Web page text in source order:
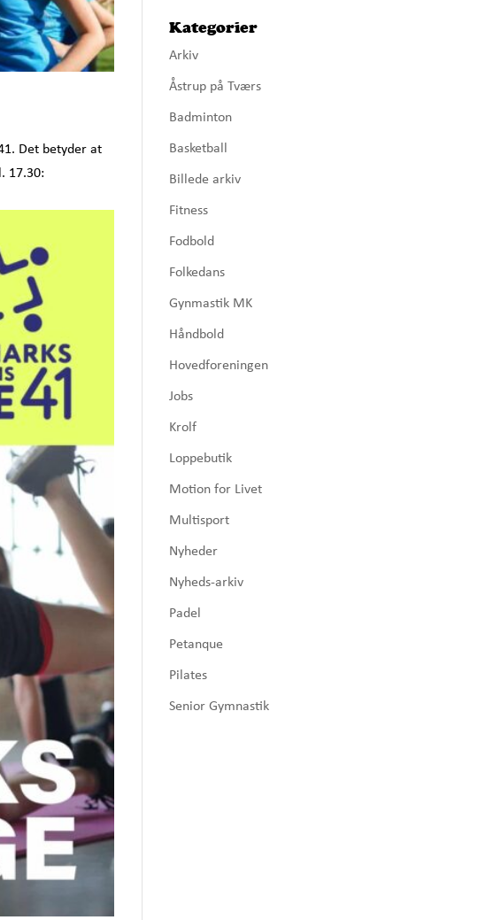
Det betyder at
17.30:
Kategorier
Arkiv
Åstrup på Tværs
Badminton
Basketball
Billede arkiv
Fitness
Fodbold
Folkedans
Gynmastik MK
Håndbold
Hovedforeningen
Jobs
Krolf
Loppebutik
Motion for Livet
Multisport
Nyheder
Nyheds-arkiv
Padel
Petanque
Pilates
Senior Gymnastik